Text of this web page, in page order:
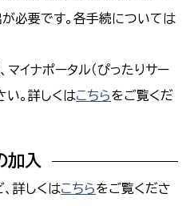
必要です。各手続については
イナポータル（ぴったりサー
い。詳しくはこちらをご覧くだ
加入
詳しくはこちらをご覧くださ